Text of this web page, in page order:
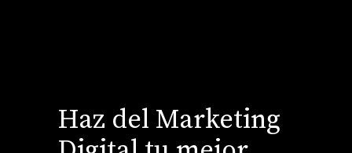
Haz del Marketing